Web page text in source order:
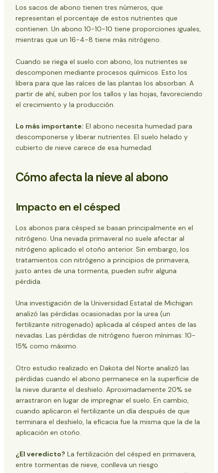
Los sacos de abono tienen tres números, que
representan el porcentaje de estos nutrientes que
contienen. Un abono 10-10-10 tiene proporciones iguales,
mientras que un 16-4-8 tiene más nitrógeno.
Cuando se riega el suelo con abono, los nutrientes se
descomponen mediante procesos químicos. Esto los
libera para que las raíces de las plantas los absorban. A
partir de ahí, suben por los tallos y las hojas, favoreciendo
el crecimiento y la producción.
Lo más importante: El abono necesita humedad para
descomponerse y liberar nutrientes. El suelo helado y
cubierto de nieve carece de esa humedad.
Cómo afecta la nieve al abono
Impacto en el césped
Los abonos para césped se basan principalmente en el
nitrógeno. Una nevada primaveral no suele afectar al
nitrógeno aplicado el otoño anterior. Sin embargo, los
tratamientos con nitrógeno a principios de primavera,
justo antes de una tormenta, pueden sufrir alguna
pérdida.
Una investigación de la Universidad Estatal de Michigan
analizó las pérdidas ocasionadas por la urea (un
fertilizante nitrogenado) aplicada al césped antes de las
nevadas. Las pérdidas de nitrógeno fueron mínimas: 10-
15% como máximo.
Otro estudio realizado en Dakota del Norte analizó las
pérdidas cuando el abono permanece en la superficie de
la nieve durante el deshielo. Aproximadamente 20% se
arrastraron en lugar de impregnar el suelo. En cambio,
cuando aplicaron el fertilizante un día después de que
terminara el deshielo, la eficacia fue la misma que la de la
aplicación en otoño.
¿El veredicto? La fertilización del césped en primavera,
entre tormentas de nieve, conlleva un riesgo